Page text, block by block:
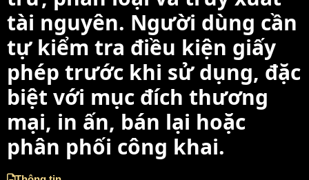
tài nguyên. Người dùng cần
tự kiểm tra điều kiện giấy
phép trước khi sử dụng, đặc
biệt với mục đích thương
mại, in ấn, bán lại hoặc
phân phối công khai.